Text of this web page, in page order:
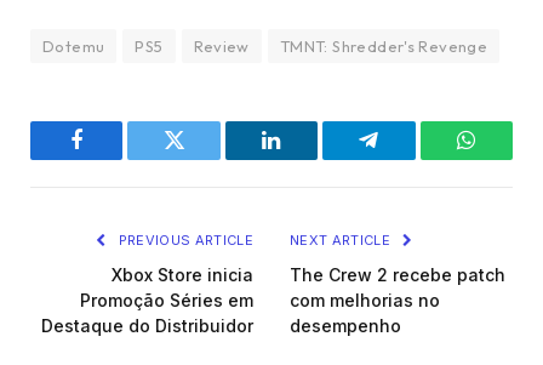
Dotemu PS5 Review TMNT: Shredder's Revenge
Facebook Twitter LinkedIn Telegram
PREVIOUS ARTICLE
Xbox Store inicia
Promoção Séries em
Destaque do Distribuidor
NEXT ARTICLE
The Crew 2 recebe patch
com melhorias no
desempenho